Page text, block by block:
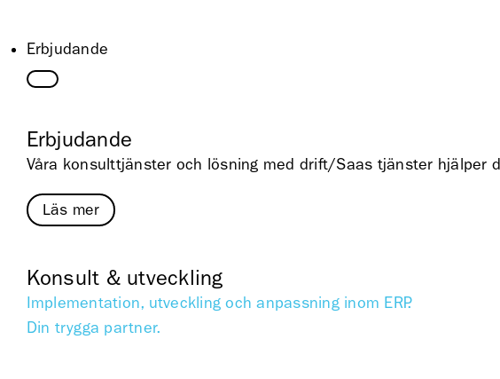
Erbjudande
Erbjudande
Våra konsulttjänster och lösning med drift/Saas tjänster hjälper
Läs mer
Konsult & utveckling
Implementation, utveckling och anpassning inom ERP.
Din trygga partner.